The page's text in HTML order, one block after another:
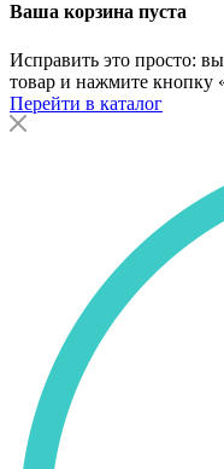
Ваша корзина пуста
Исправить это просто:
товар и нажмите кнопку
Перейти в каталог